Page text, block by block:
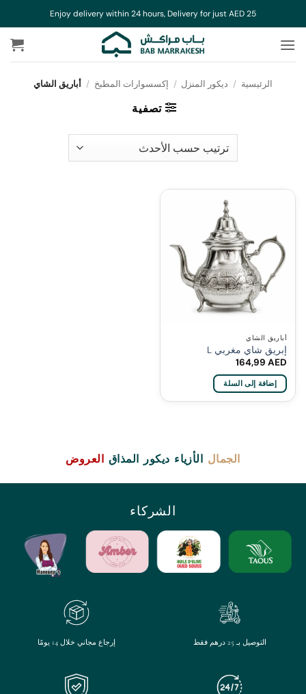
للمحتوى
Enjoy delivery within 24 hours, Delivery for just AED 25
الرئيسية / ديكور المنزل / إكسسوارات المطبخ / أباريق الشاي
تصفية
أباريق الشاي
إبريق شاي مغربي L
164,99AED
إضافة إلى السلة
الجمال الأزياء ديكور المذاق العروض
الشركاء
التوصيل بـ 25 درهم فقط إرجاع مجاني خلال 14 يومًا